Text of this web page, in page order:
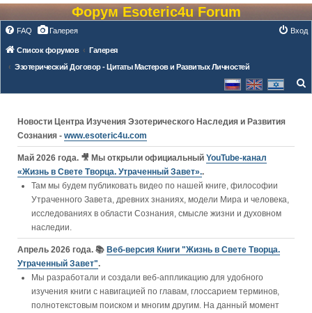
Форум Esoteric4u Forum
FAQ Галерея Вход
Список форумов
Галерея
Эзотерический Договор - Цитаты Мастеров и Развитых Личностей
Новости Центра Изучения Эзотерического Наследия и Развития
Сознания - www.esoteric4u.com
Май 2026 года. 🎥 Мы открыли официальный YouTube‑канал
«Жизнь в Свете Творца. Утраченный Завет»..
Там мы будем публиковать видео по нашей книге, философии
Утраченного Завета, древних знаниях, модели Мира и человека,
исследованиях в области Сознания, смысле жизни и духовном
наследии.
Апрель 2026 года. 📚 Веб-версия Книги "Жизнь в Свете Творца.
Утраченный Завет".
Мы разработали и создали веб-аппликацию для удобного
изучения книги c навигацией по главам, глоссарием терминов,
полнотекстовым поиском и многим другим. На данный момент